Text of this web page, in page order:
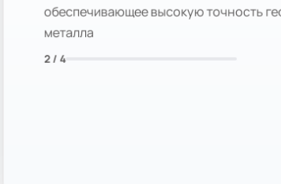
обеспечивающее высокую точность
металла
2 / 4